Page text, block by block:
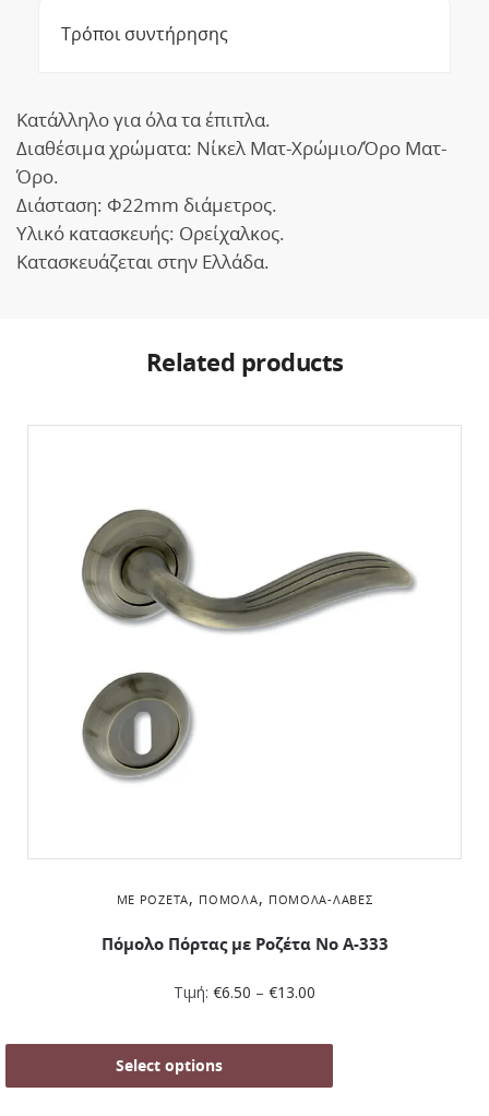
Τρόποι συντήρησης
Κατάλληλο για όλα τα έπιπλα.
Διαθέσιμα χρώματα: Νίκελ Ματ-Χρώμιο/Όρο Ματ-
Όρο.
Διάσταση: Φ22mm διάμετρος.
Υλικό κατασκευής: Ορείχαλκος.
Κατασκευάζεται στην Ελλάδα.
Related products
ΜΕ ΡΟΖΈΤΑ, ΠΌΜΟΛΑ, ΠΌΜΟΛΑ-ΛΑΒΈΣ
Πόμολο Πόρτας με Ροζέτα No Α-333
Τιμή: €6.50 – €13.00
Select options